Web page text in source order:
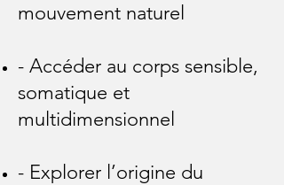
mouvement naturel
- Accéder au corps sensible,
somatique et
multidimensionnel
- Explorer l’origine du